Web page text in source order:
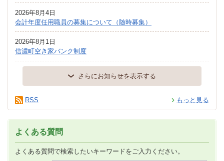
2026年8月4日
会計年度任用職員の募集について（随時募集）
2026年8月1日
信濃町空き家バンク制度
さらにお知らせを表示する
もっと見る
RSS
よくある質問
よくある質問で検索したいキーワードをご入力ください。